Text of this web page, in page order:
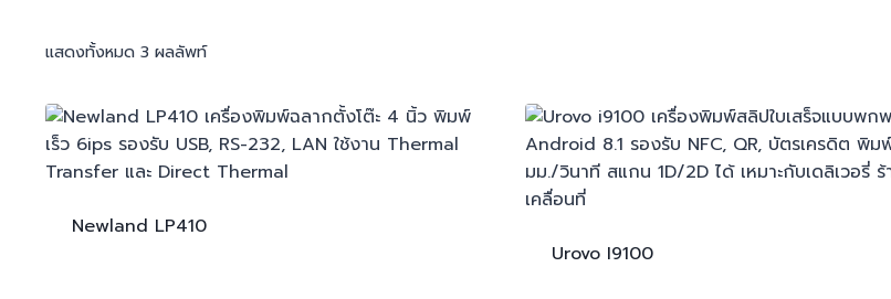
แสดงทั้งหมด 3 ผลลัพท์
Newland LP410
Urovo I9100